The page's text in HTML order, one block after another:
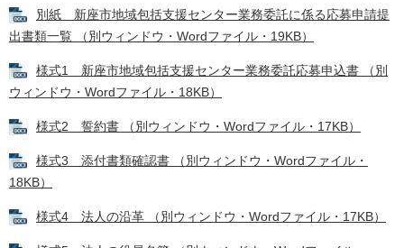
別紙 新座市地域包括支援センター業務委託に係る応募申請提
出書類一覧 （別ウィンドウ・Wordファイル・19KB）
様式1 新座市地域包括支援センター業務委託応募申込書 （別
ウィンドウ・Wordファイル・18KB）
様式2 誓約書 （別ウィンドウ・Wordファイル・17KB）
様式3 添付書類確認書 （別ウィンドウ・Wordファイル・
18KB）
様式4 法人の沿革 （別ウィンドウ・Wordファイル・17KB）